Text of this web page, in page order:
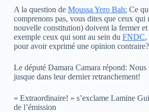
A la question de Moussa Yero Bah: Ce
comprenons pas, vous dites que ceux qui
nouvelle constitution) doivent la fermer et
exemple ceux qui sont au sein du FNDC,
pour avoir exprimé une opinion contraire?
Le député Damara Camara répond: Nous
jusque dans leur dernier retranchement!
« Extraordinaire! » s’exclame Lamine
de l’émission